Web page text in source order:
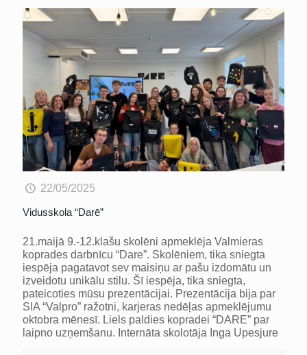
22/05/2025
Vidusskola “Darē”
21.maijā 9.-12.klašu skolēni apmeklēja Valmieras
koprades darbnīcu “Dare”. Skolēniem, tika sniegta
iespēja pagatavot sev maisiņu ar pašu izdomātu un
izveidotu unikālu stilu. Šī iespēja, tika sniegta,
pateicoties mūsu prezentācijai. Prezentācija bija par
SIA “Valpro” ražotni, karjeras nedēļas apmeklējumu
oktobra mēnesī. Liels paldies kopradei “DARE” par
laipno uzņemšanu. Internāta skolotāja Inga Upesjure